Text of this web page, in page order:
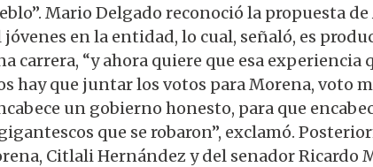
Mario Delgado reconoció la propuesta
en la entidad, lo cual, señaló, es
carrera, “y ahora quiere que esa
hay que juntar los votos para Morena, voto
un gobierno honesto, para que
que se robaron”, exclamó.
Citlali Hernández y del senador Ricardo